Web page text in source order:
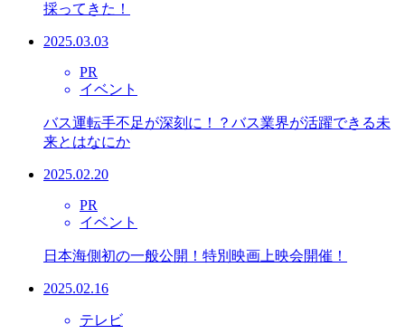
採ってきた！
2025.03.03
PR
イベント
バス運転手不足が深刻に！？バス業界が活躍できる未
来とはなにか
2025.02.20
PR
イベント
日本海側初の一般公開！特別映画上映会開催！
2025.02.16
テレビ